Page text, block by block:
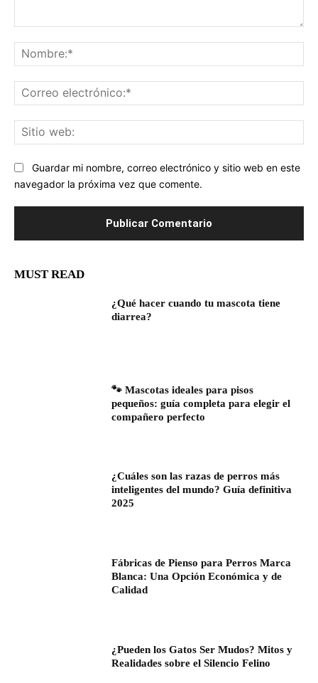
Guardar mi nombre, correo electrónico y sitio web en este
navegador la próxima vez que comente.
MUST READ
¿Qué hacer cuando tu mascota tiene
diarrea?
🐾 Mascotas ideales para pisos
pequeños: guía completa para elegir el
compañero perfecto
¿Cuáles son las razas de perros más
inteligentes del mundo? Guía definitiva
2025
Fábricas de Pienso para Perros Marca
Blanca: Una Opción Económica y de
Calidad
¿Pueden los Gatos Ser Mudos? Mitos y
Realidades sobre el Silencio Felino